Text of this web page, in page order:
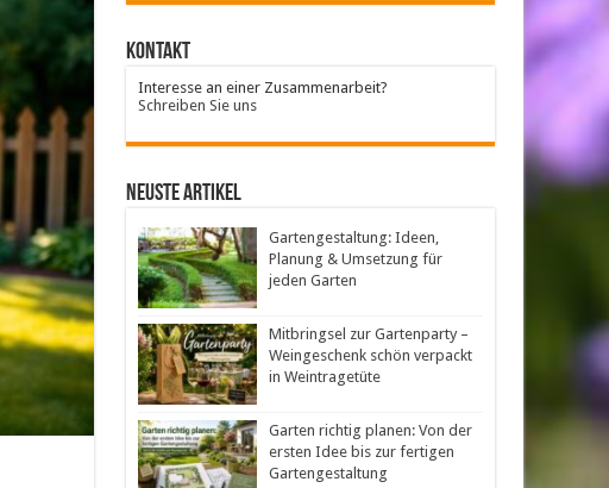
Kontakt
Interesse an einer Zusammenarbeit?
Schreiben Sie uns
neuste Artikel
Gartengestaltung: Ideen,
Planung & Umsetzung für
jeden Garten
Mitbringsel zur Gartenparty –
Weingeschenk schön verpackt
in Weintragetüte
Garten richtig planen: Von der
ersten Idee bis zur fertigen
Gartengestaltung